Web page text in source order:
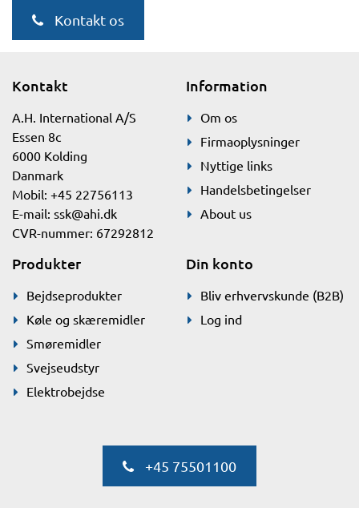
Kontakt os
Kontakt
A.H. International A/S
Essen 8c
6000 Kolding
Danmark
Mobil: +45 22756113
E-mail: ssk@ahi.dk
CVR-nummer: 67292812
Information
Om os
Firmaoplysninger
Nyttige links
Handelsbetingelser
About us
Produkter
Bejdseprodukter
Køle og skæremidler
Smøremidler
Svejseudstyr
Elektrobejdse
Din konto
Bliv erhvervskunde (B2B)
Log ind
+45 75501100